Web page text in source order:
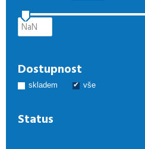
Dostupnost
skladem vše
Status